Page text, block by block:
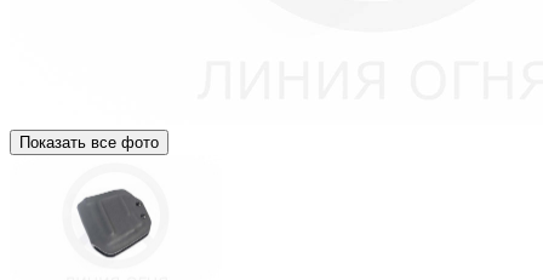
Показать все фото